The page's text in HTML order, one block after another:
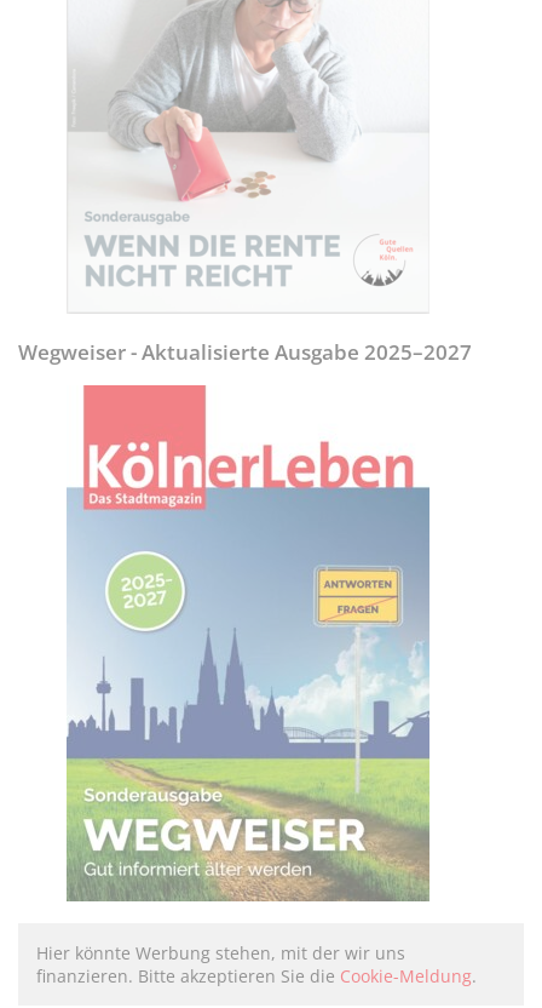
Wegweiser - Aktualisierte Ausgabe 2025–2027
Hier könnte Werbung stehen, mit der wir uns
finanzieren. Bitte akzeptieren Sie die Cookie-Meldung.